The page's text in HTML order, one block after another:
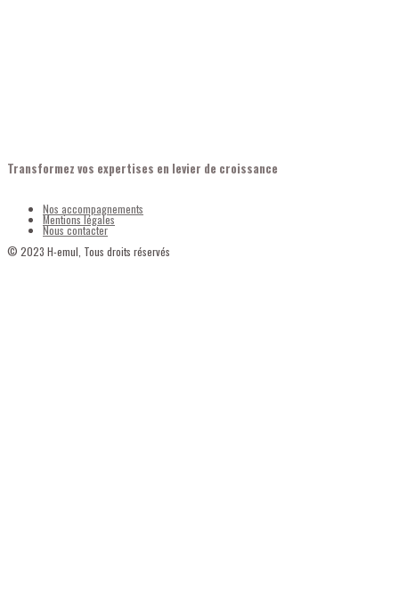
Transformez vos expertises en levier de croissance
Nos accompagnements
Mentions légales
Nous contacter
© 2023 H-emul, Tous droits réservés